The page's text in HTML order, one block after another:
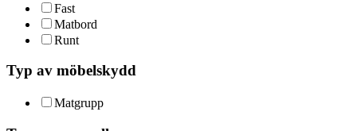
Fast
Matbord
Runt
Typ av möbelskydd
Matgrupp